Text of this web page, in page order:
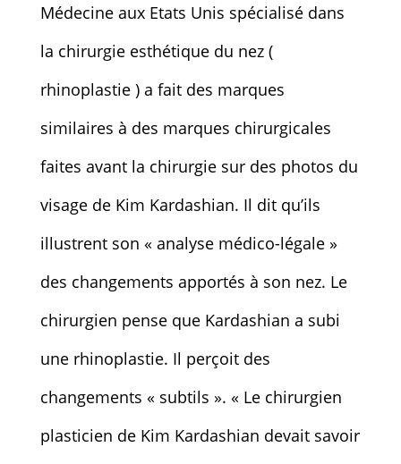
Médecine aux Etats Unis spécialisé dans
la chirurgie esthétique du nez (
rhinoplastie ) a fait des marques
similaires à des marques chirurgicales
faites avant la chirurgie sur des photos du
visage de Kim Kardashian. Il dit qu’ils
illustrent son « analyse médico-légale »
des changements apportés à son nez. Le
chirurgien pense que Kardashian a subi
une rhinoplastie. Il perçoit des
changements « subtils ». « Le chirurgien
plasticien de Kim Kardashian devait savoir